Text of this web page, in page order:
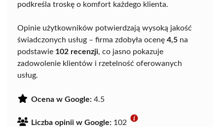
podkreśla troskę o komfort każdego klienta.
Opinie użytkowników potwierdzają wysoką jakość
świadczonych usług – firma zdobyła ocenę 4,5 na
podstawie 102 recenzji, co jasno pokazuje
zadowolenie klientów i rzetelność oferowanych
usług.
Ocena w Google: 4.5
Liczba opinii w Google: 102